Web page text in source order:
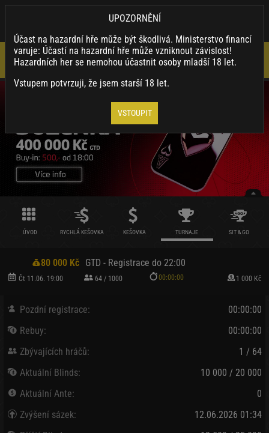
UPOZORNĚNÍ
Účast na hazardní hře může být škodlivá. Ministerstvo financí
varuje: Účastí na hazardní hře může vzniknout závislost!
Hazardních her se nemohou účastnit osoby mladší 18 let.
Vstupem potvrzuji, že jsem starší 18 let.
VSTOUPIT
ÚVOD RYCHLÁ KEŠOVKA KEŠOVKA TURNAJE SIT & GO
80 000 Kč GTD - Registrace do 22:00
Čt 11.06. 19:00 64 / 1000 00:00:00 1 000 Kč
Pozdní registrace:
00:00:00
Rebuy:
00:00:00
Zbývajících hráčů:
1 / 64
Aktuální Blinds:
10 000 / 20 000
Aktuální Ante:
0
Zvýšení sázek:
12.06.2026 01:34